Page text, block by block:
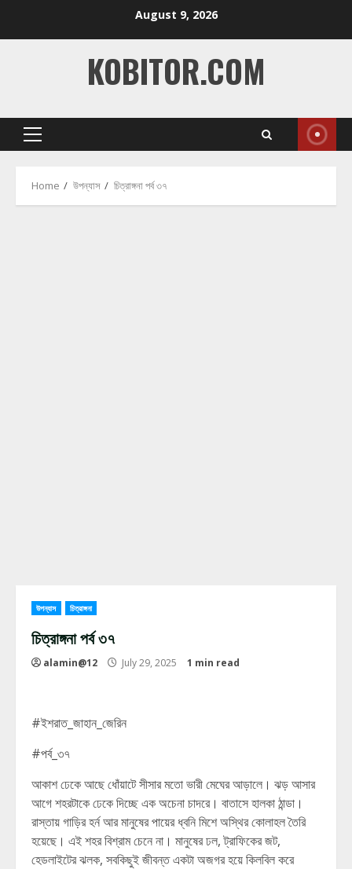
August 9, 2026
KOBITOR.COM
Primary
Home উপন্যাস চিত্রাঙ্গনা পর্ব ৩৭
উপন্যাস চিত্রাঙ্গনা
চিত্রাঙ্গনা পর্ব ৩৭
alamin@12 July 29, 2025 1 min read
#ইশরাত_জাহান_জেরিন
#পর্ব_৩৭
আকাশ ঢেকে আছে ধোঁয়াটে সীসার মতো ভারী মেঘের আড়ালে। ঝড় আসার
আগে শহরটাকে ঢেকে দিচ্ছে এক অচেনা চাদরে। বাতাসে হালকা ঠান্ডা।
রাস্তায় গাড়ির হর্ন আর মানুষের পায়ের ধ্বনি মিশে অস্থির কোলাহল তৈরি
হয়েছে। এই শহর বিশ্রাম চেনে না। মানুষের ঢল, ট্রাফিকের জট,
হেডলাইটের ঝলক, সবকিছুই জীবন্ত একটা অজগর হয়ে কিলবিল করে